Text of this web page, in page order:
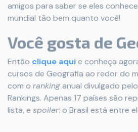
amigos para saber se eles
mundial tão bem quanto você!
Você gosta de
Então clique aquie conheça
cursos de Geografia ao redor do
com o rankinganual divulgado
Rankings. Apenas 17 países são
lista, e spoiler: o Brasil está entre